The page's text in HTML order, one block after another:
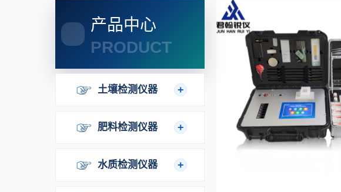
产品中心
PRODUCT
土壤检测仪器
肥料检测仪器
水质检测仪器